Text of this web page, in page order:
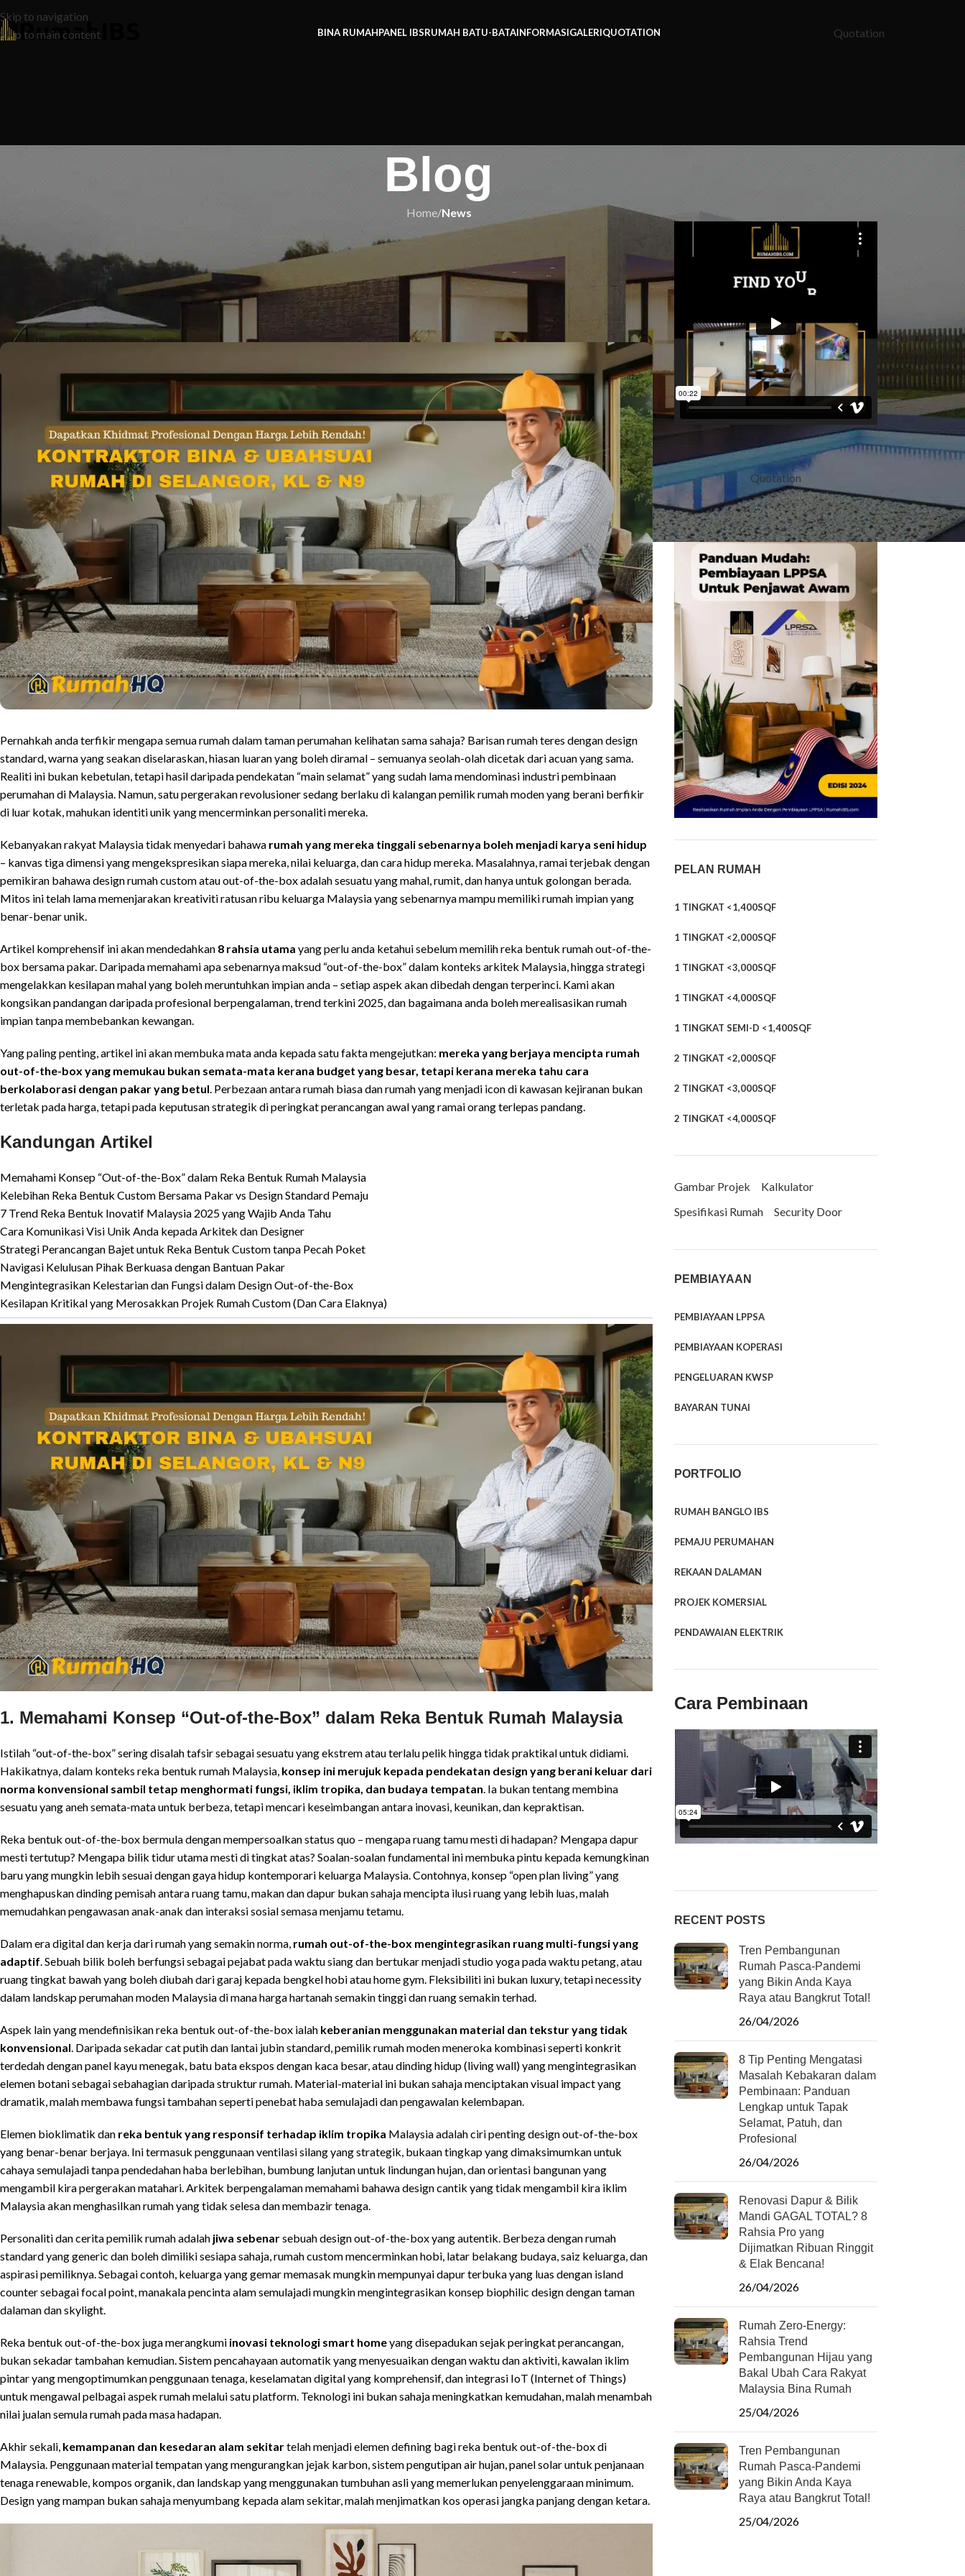
Skip to navigation
Skip to main content
BINA RUMAHPANEL IBSRUMAH BATU-BATAINFORMASIGALERIQUOTATION Quotation
Blog
Home/News
KANTOI! Ramai Bina Rumah Sama Je – 7 Reka Bentuk Out-of-the-Box
yang Bikin Rumah Anda Viral & Jadi Buah Mulut Jiran (Panduan Pakar
2025)
On 19/11/2025
Pernahkah anda terfikir mengapa semua rumah dalam taman perumahan kelihatan sama sahaja? Barisan rumah teres dengan design
standard, warna yang seakan diselaraskan, hiasan luaran yang boleh diramal – semuanya seolah-olah dicetak dari acuan yang sama.
Realiti ini bukan kebetulan, tetapi hasil daripada pendekatan “main selamat” yang sudah lama mendominasi industri pembinaan
perumahan di Malaysia. Namun, satu pergerakan revolusioner sedang berlaku di kalangan pemilik rumah moden yang berani berfikir
di luar kotak, mahukan identiti unik yang mencerminkan personaliti mereka.
Kebanyakan rakyat Malaysia tidak menyedari bahawa rumah yang mereka tinggali sebenarnya boleh menjadi karya seni hidup
– kanvas tiga dimensi yang mengekspresikan siapa mereka, nilai keluarga, dan cara hidup mereka. Masalahnya, ramai terjebak dengan
pemikiran bahawa design rumah custom atau out-of-the-box adalah sesuatu yang mahal, rumit, dan hanya untuk golongan berada.
Mitos ini telah lama memenjarakan kreativiti ratusan ribu keluarga Malaysia yang sebenarnya mampu memiliki rumah impian yang
benar-benar unik.
Artikel komprehensif ini akan mendedahkan 8 rahsia utama yang perlu anda ketahui sebelum memilih reka bentuk rumah out-of-the-
box bersama pakar. Daripada memahami apa sebenarnya maksud “out-of-the-box” dalam konteks arkitek Malaysia, hingga strategi
mengelakkan kesilapan mahal yang boleh meruntuhkan impian anda – setiap aspek akan dibedah dengan terperinci. Kami akan
kongsikan pandangan daripada profesional berpengalaman, trend terkini 2025, dan bagaimana anda boleh merealisasikan rumah
impian tanpa membebankan kewangan.
Yang paling penting, artikel ini akan membuka mata anda kepada satu fakta mengejutkan: mereka yang berjaya mencipta rumah
out-of-the-box yang memukau bukan semata-mata kerana budget yang besar, tetapi kerana mereka tahu cara
berkolaborasi dengan pakar yang betul. Perbezaan antara rumah biasa dan rumah yang menjadi icon di kawasan kejiranan bukan
terletak pada harga, tetapi pada keputusan strategik di peringkat perancangan awal yang ramai orang terlepas pandang.
Kandungan Artikel
Memahami Konsep “Out-of-the-Box” dalam Reka Bentuk Rumah Malaysia
Kelebihan Reka Bentuk Custom Bersama Pakar vs Design Standard Pemaju
7 Trend Reka Bentuk Inovatif Malaysia 2025 yang Wajib Anda Tahu
Cara Komunikasi Visi Unik Anda kepada Arkitek dan Designer
Strategi Perancangan Bajet untuk Reka Bentuk Custom tanpa Pecah Poket
Navigasi Kelulusan Pihak Berkuasa dengan Bantuan Pakar
Mengintegrasikan Kelestarian dan Fungsi dalam Design Out-of-the-Box
Kesilapan Kritikal yang Merosakkan Projek Rumah Custom (Dan Cara Elaknya)
1. Memahami Konsep “Out-of-the-Box” dalam Reka Bentuk Rumah Malaysia
Istilah “out-of-the-box” sering disalah tafsir sebagai sesuatu yang ekstrem atau terlalu pelik hingga tidak praktikal untuk didiami.
Hakikatnya, dalam konteks reka bentuk rumah Malaysia, konsep ini merujuk kepada pendekatan design yang berani keluar dari
norma konvensional sambil tetap menghormati fungsi, iklim tropika, dan budaya tempatan. Ia bukan tentang membina
sesuatu yang aneh semata-mata untuk berbeza, tetapi mencari keseimbangan antara inovasi, keunikan, dan kepraktisan.
Reka bentuk out-of-the-box bermula dengan mempersoalkan status quo – mengapa ruang tamu mesti di hadapan? Mengapa dapur
mesti tertutup? Mengapa bilik tidur utama mesti di tingkat atas? Soalan-soalan fundamental ini membuka pintu kepada kemungkinan
baru yang mungkin lebih sesuai dengan gaya hidup kontemporari keluarga Malaysia. Contohnya, konsep “open plan living” yang
menghapuskan dinding pemisah antara ruang tamu, makan dan dapur bukan sahaja mencipta ilusi ruang yang lebih luas, malah
memudahkan pengawasan anak-anak dan interaksi sosial semasa menjamu tetamu.
Dalam era digital dan kerja dari rumah yang semakin norma, rumah out-of-the-box mengintegrasikan ruang multi-fungsi yang
adaptif. Sebuah bilik boleh berfungsi sebagai pejabat pada waktu siang dan bertukar menjadi studio yoga pada waktu petang, atau
ruang tingkat bawah yang boleh diubah dari garaj kepada bengkel hobi atau home gym. Fleksibiliti ini bukan luxury, tetapi necessity
dalam landskap perumahan moden Malaysia di mana harga hartanah semakin tinggi dan ruang semakin terhad.
Aspek lain yang mendefinisikan reka bentuk out-of-the-box ialah keberanian menggunakan material dan tekstur yang tidak
konvensional. Daripada sekadar cat putih dan lantai jubin standard, pemilik rumah moden meneroka kombinasi seperti konkrit
terdedah dengan panel kayu menegak, batu bata ekspos dengan kaca besar, atau dinding hidup (living wall) yang mengintegrasikan
elemen botani sebagai sebahagian daripada struktur rumah. Material-material ini bukan sahaja menciptakan visual impact yang
dramatik, malah membawa fungsi tambahan seperti penebat haba semulajadi dan pengawalan kelembapan.
Elemen bioklimatik dan reka bentuk yang responsif terhadap iklim tropika Malaysia adalah ciri penting design out-of-the-box
yang benar-benar berjaya. Ini termasuk penggunaan ventilasi silang yang strategik, bukaan tingkap yang dimaksimumkan untuk
cahaya semulajadi tanpa pendedahan haba berlebihan, bumbung lanjutan untuk lindungan hujan, dan orientasi bangunan yang
mengambil kira pergerakan matahari. Arkitek berpengalaman memahami bahawa design cantik yang tidak mengambil kira iklim
Malaysia akan menghasilkan rumah yang tidak selesa dan membazir tenaga.
Personaliti dan cerita pemilik rumah adalah jiwa sebenarsebuah design out-of-the-box yang autentik. Berbeza dengan rumah
standard yang generic dan boleh dimiliki sesiapa sahaja, rumah custom mencerminkan hobi, latar belakang budaya, saiz keluarga, dan
aspirasi pemiliknya. Sebagai contoh, keluarga yang gemar memasak mungkin mempunyai dapur terbuka yang luas dengan island
counter sebagai focal point, manakala pencinta alam semulajadi mungkin mengintegrasikan konsep biophilic design dengan taman
dalaman dan skylight.
Reka bentuk out-of-the-box juga merangkumi inovasi teknologi smart homeyang disepadukan sejak peringkat perancangan,
bukan sekadar tambahan kemudian. Sistem pencahayaan automatik yang menyesuaikan dengan waktu dan aktiviti, kawalan iklim
pintar yang mengoptimumkan penggunaan tenaga, keselamatan digital yang komprehensif, dan integrasi IoT (Internet of Things)
untuk mengawal pelbagai aspek rumah melalui satu platform. Teknologi ini bukan sahaja meningkatkan kemudahan, malah menambah
nilai jualan semula rumah pada masa hadapan.
Akhir sekali, kemampanan dan kesedaran alam sekitartelah menjadi elemen defining bagi reka bentuk out-of-the-box di
Malaysia. Penggunaan material tempatan yang mengurangkan jejak karbon, sistem pengutipan air hujan, panel solar untuk penjanaan
tenaga renewable, kompos organik, dan landskap yang menggunakan tumbuhan asli yang memerlukan penyelenggaraan minimum.
Design yang mampan bukan sahaja menyumbang kepada alam sekitar, malah menjimatkan kos operasi jangka panjang dengan ketara.
Quotation
PELAN RUMAH
1 TINGKAT <1,400SQF
1 TINGKAT <2,000SQF
1 TINGKAT <3,000SQF
1 TINGKAT <4,000SQF
1 TINGKAT SEMI-D <1,400SQF
2 TINGKAT <2,000SQF
2 TINGKAT <3,000SQF
2 TINGKAT <4,000SQF
Gambar Projek
Kalkulator
Spesifikasi Rumah
Security Door
PEMBIAYAAN
PEMBIAYAAN LPPSA
PEMBIAYAAN KOPERASI
PENGELUARAN KWSP
BAYARAN TUNAI
PORTFOLIO
RUMAH BANGLO IBS
PEMAJU PERUMAHAN
REKAAN DALAMAN
PROJEK KOMERSIAL
PENDAWAIAN ELEKTRIK
Cara Pembinaan
RECENT POSTS
Tren Pembangunan
Rumah Pasca-Pandemi
yang Bikin Anda Kaya
Raya atau Bangkrut Total!
26/04/2026
8 Tip Penting Mengatasi
Masalah Kebakaran dalam
Pembinaan: Panduan
Lengkap untuk Tapak
Selamat, Patuh, dan
Profesional
26/04/2026
Renovasi Dapur & Bilik
Mandi GAGAL TOTAL? 8
Rahsia Pro yang
Dijimatkan Ribuan Ringgit
& Elak Bencana!
26/04/2026
Rumah Zero-Energy:
Rahsia Trend
Pembangunan Hijau yang
Bakal Ubah Cara Rakyat
Malaysia Bina Rumah
25/04/2026
Tren Pembangunan
Rumah Pasca-Pandemi
yang Bikin Anda Kaya
Raya atau Bangkrut Total!
25/04/2026